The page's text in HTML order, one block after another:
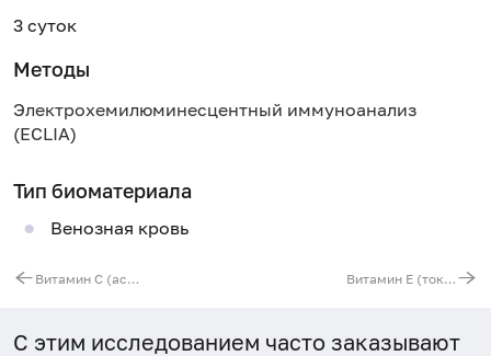
3 суток
Методы
Электрохемилюминесцентный иммуноанализ
(ECLIA)
Тип биоматериала
Венозная кровь
Витамин С (аскорбиновая кислота) Витамин Е (токоферол)
С этим исследованием часто заказывают